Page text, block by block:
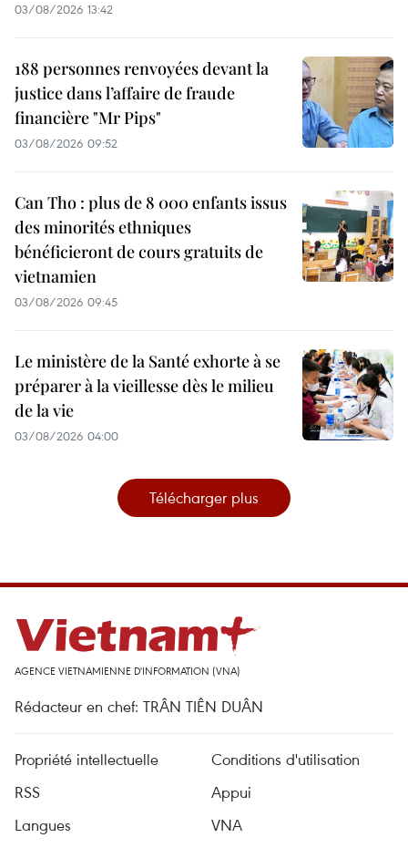
03/08/2026 13:42
188 personnes renvoyées devant la
justice dans l’affaire de fraude
financière "Mr Pips"
03/08/2026 09:52
Can Tho : plus de 8 000 enfants issus
des minorités ethniques
bénéficieront de cours gratuits de
vietnamien
03/08/2026 09:45
Le ministère de la Santé exhorte à se
préparer à la vieillesse dès le milieu
de la vie
03/08/2026 04:00
Télécharger plus
AGENCE VIETNAMIENNE D'INFORMATION (VNA)
Rédacteur en chef: TRÂN TIÊN DUÂN
Propriété intellectuelle
Conditions d'utilisation
RSS
Appui
Langues
VNA